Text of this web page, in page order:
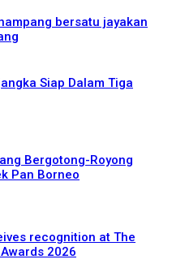
bersatu jayakan
Siap Dalam Tiga
Bergotong-Royong
Pan Borneo
recognition at The
2026